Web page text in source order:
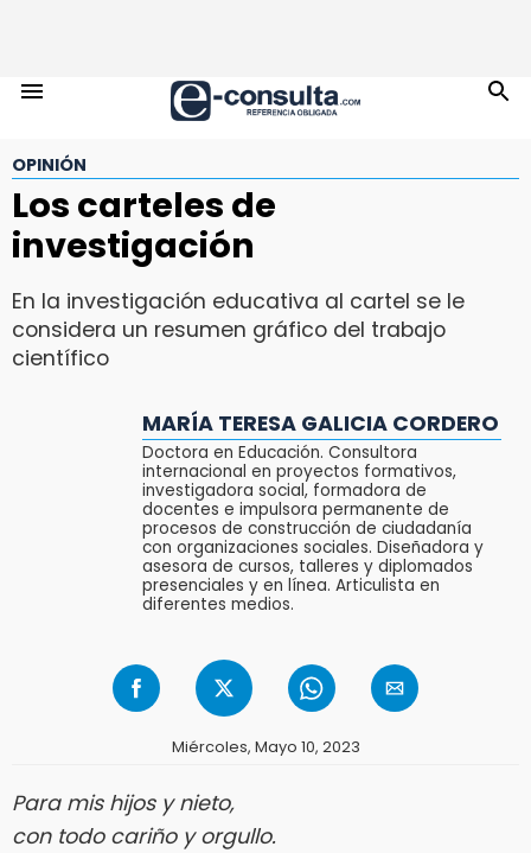
OPINIÓN
Los carteles de
investigación
En la investigación educativa al cartel se le
considera un resumen gráfico del trabajo
científico
MARÍA TERESA GALICIA CORDERO
Doctora en Educación. Consultora
internacional en proyectos formativos,
investigadora social, formadora de
docentes e impulsora permanente de
procesos de construcción de ciudadanía
con organizaciones sociales. Diseñadora y
asesora de cursos, talleres y diplomados
presenciales y en línea. Articulista en
diferentes medios.
Miércoles, Mayo 10, 2023
Para mis hijos y nieto,
con todo cariño y orgullo.